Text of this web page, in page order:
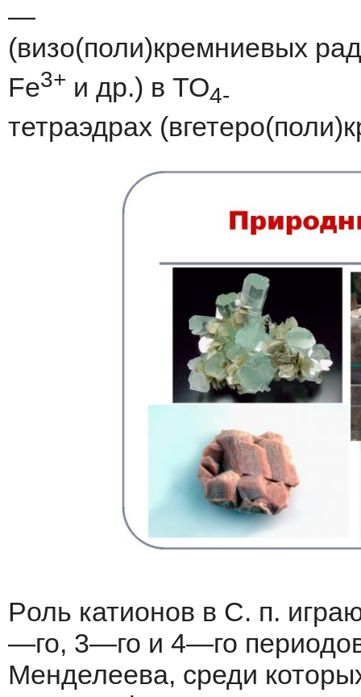
—
(визо(поли)кремниевых
Fe3+ и др.) в TO4-
тетраэдрах
Pоль катионов в C. п.
—го, 3—го и 4—го
Mенделеева, среди